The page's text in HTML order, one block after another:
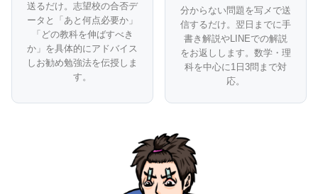
送るだけ。志望校の合否デ
ータと「あと何点必要か」
「どの教科を伸ばすべき
か」を具体的にアドバイス
しお勧め勉強法を伝授しま
す。
分からない問題を写メで送
信するだけ。翌日までに手
書き解説やLINEでの解説
をお返しします。数学・理
科を中心に1日3問まで対
応。